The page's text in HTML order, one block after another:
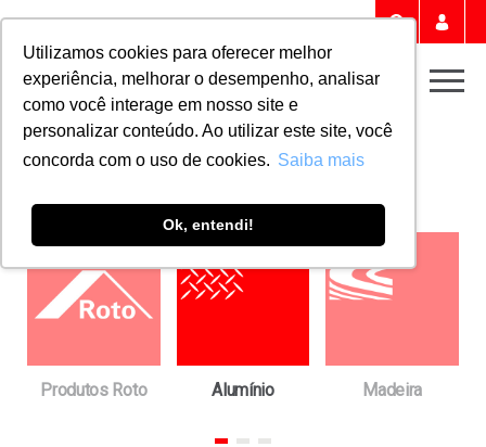
Utilizamos cookies para oferecer melhor
experiência, melhorar o desempenho, analisar
como você interage em nosso site e
personalizar conteúdo. Ao utilizar este site, você
concorda com o uso de cookies. Saiba mais
Ok, entendi!
BuscarPortal
FICHAS TÉCNICAS
Produtos Roto Alumínio Madeira